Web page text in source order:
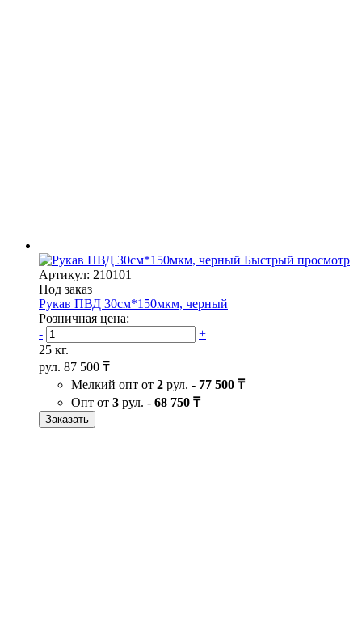
Быстрый просмотр
Артикул: 210101
Под заказ
Рукав ПВД 30см*150мкм, черный
Розничная цена:
-
+
25 кг.
рул. 87 500 ₸
Мелкий опт от 2 рул. - 77 500 ₸
Опт от 3 рул. - 68 750 ₸
Заказать